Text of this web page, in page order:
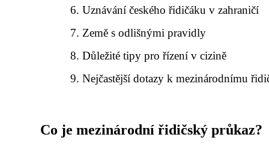
Uznávání českého řidičáku v zahraničí
Země s odlišnými pravidly
Důležité tipy pro řízení v cizině
Nejčastější dotazy k mezinárodnímu
Co je mezinárodní řidičský průkaz?